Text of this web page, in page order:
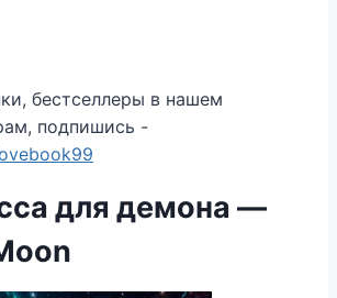
бестселлеры в нашем
подпишись -
для демона —